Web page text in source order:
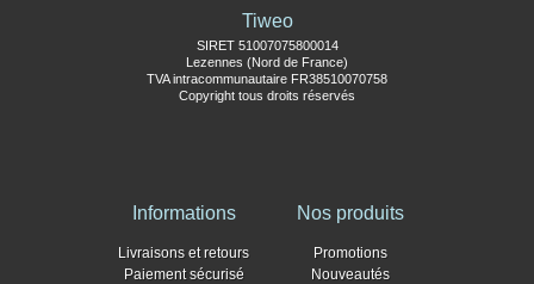
Tiweo
SIRET 51007075800014
Lezennes (Nord de France)
TVA intracommunautaire FR38510070758
Copyright tous droits réservés
Informations
Livraisons et retours
Paiement sécurisé
Nos produits
Promotions
Nouveautés